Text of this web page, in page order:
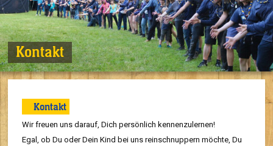
Kontakt
Kontakt
Wir freuen uns darauf, Dich persönlich kennenzulernen!
Egal, ob Du oder Dein Kind bei uns reinschnuppern möchte, Du